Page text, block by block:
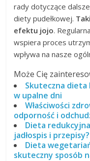
rady dotyczące
diety pudełkowej.
efektu jojo.
wspiera proces
wpływa na nasze
Może Cię
Skuteczna dieta
w upalne dni
Właściwości
odporność i
Dieta
jadłospis i przepisy?
Dieta
skuteczny sposób